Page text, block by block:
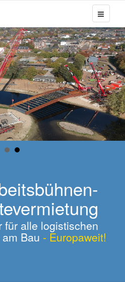
für alle logistischen
Bau - Europaweit!